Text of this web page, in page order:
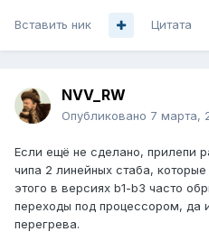
Вставить ник Цитата
NVV_RW
Опубликовано 7 марта,
Если ещё не сделано, прилепи
чипа 2 линейных стаба,
этого в версиях b1-b3 часто
переходы под процессором, да
перегрева.